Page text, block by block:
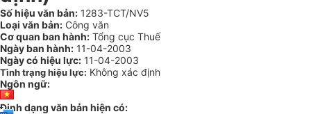
Số hiệu văn bản: 1283-TCT/NV5
Loại văn bản: Công văn
Cơ quan ban hành: Tổng cục Thuế
Ngày ban hành: 11-04-2003
Ngày có hiệu lực: 11-04-2003
Tình trạng hiệu lực: Không xác định
Ngôn ngữ:
Định dạng văn bản hiện có: